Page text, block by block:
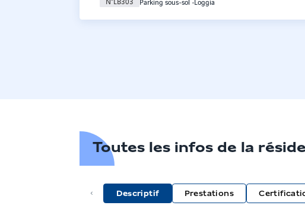
Toutes les infos de la
Descriptif Prestations